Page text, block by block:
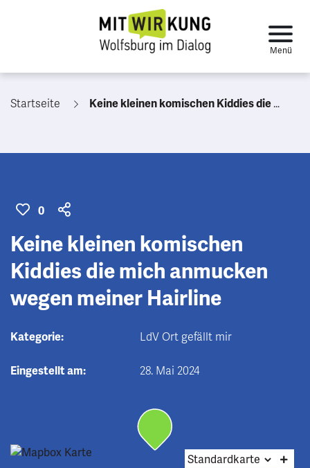
Startseite Keine kleinen komischen Kiddies die mich anmucken wegen meiner Hairline
0
Keine kleinen komischen
Kiddies die mich anmucken
wegen meiner Hairline
Kategorie: LdV Ort gefällt mir
Eingestellt am: 28. Mai 2024